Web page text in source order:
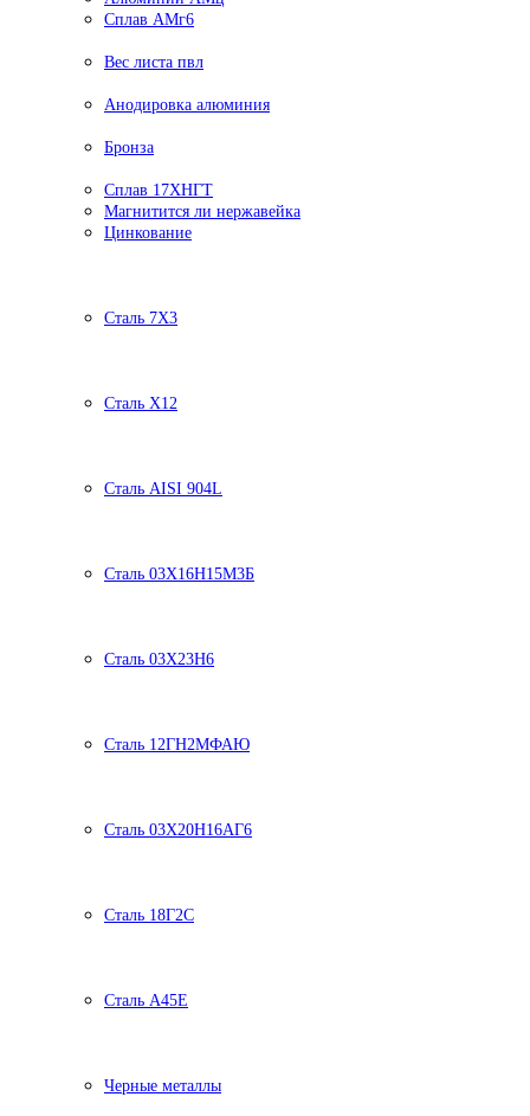
Сплав АМг6
Вес листа пвл
Анодировка алюминия
Бронза
Сплав 17ХНГТ
Магнитится ли нержавейка
Цинкование
Сталь 7Х3
Сталь Х12
Сталь AISI 904L
Сталь 03Х16Н15М3Б
Сталь 03Х23Н6
Сталь 12ГН2МФАЮ
Сталь 03Х20Н16АГ6
Сталь 18Г2С
Сталь А45Е
Черные металлы